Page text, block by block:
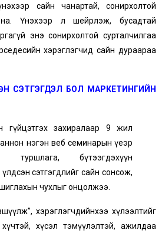
сайн чанартай, сонирхолтой
Үнэхээр л шейрлэж, бусадтай
энэ сонирхолтой сурталчилгаа
хэрэглэгчид сайн дураараа
СЭТГЭГДЭЛ БОЛ МАРКЕТИНГИЙН
гүйцэтгэх захиралаар 9 жил
нэгэн веб семинарын үеэр
туршлага, бүтээгдэхүүн
сэтгэгдлийг сайн сонсож,
чухлыг онцолжээ.
хэрэглэгчдийнхээ хүлээлтийг
хүсэл тэмүүлэлтэй, ажилдаа